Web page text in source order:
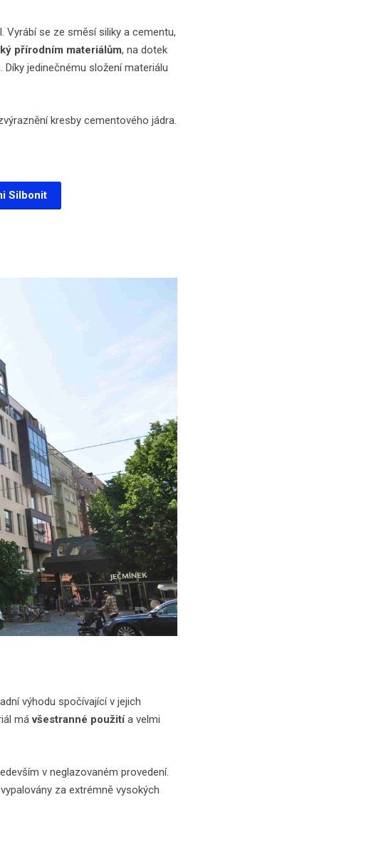
Vyrábí se ze směsí siliky a cementu,
přírodním materiálům, na dotek
jedinečnému složení materiálu
kresby cementového jádra.
Silbonit
výhodu spočívající v jejich
mávšestranné použitía velmi
v neglazovaném provedení.
za extrémně vysokých